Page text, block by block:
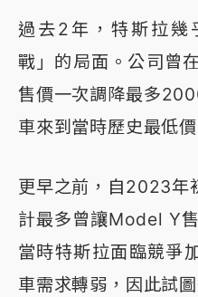
過去2年，特斯拉幾
戰」的局面。公司曾
售價一次調降最多
車來到當時歷史最低價
更早之前，自2023年
計最多曾讓Model Y
當時特斯拉面臨競爭
車需求轉弱，因此試